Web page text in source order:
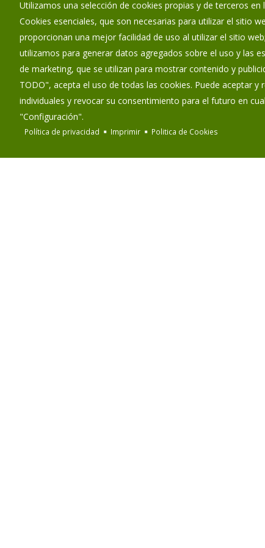
Utilizamos una selección de cookies propias y de terceros en
Cookies esenciales, que son necesarias para utilizar el sitio
proporcionan una mejor facilidad de uso al utilizar el sitio
utilizamos para generar datos agregados sobre el uso y las
de marketing, que se utilizan para mostrar contenido y
TODO", acepta el uso de todas las cookies. Puede aceptar y
individuales y revocar su consentimiento para el futuro en
"Configuración".
Política de privacidad Imprimir Politica de Cookies